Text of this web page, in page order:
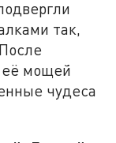
так,
её мощей
чудеса